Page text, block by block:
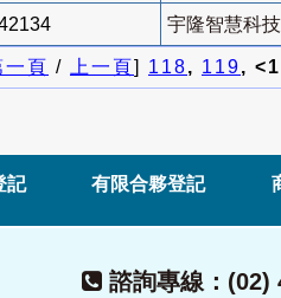
宇隆智慧科
一頁 / 上一頁] 118, 119,
記 有限合夥登記
諮詢專線：(02)